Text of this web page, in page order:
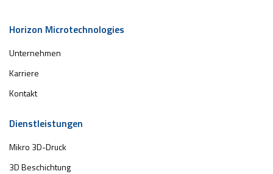
Horizon Microtechnologies
Unternehmen
Karriere
Kontakt
Dienstleistungen
Mikro 3D-Druck
3D Beschichtung